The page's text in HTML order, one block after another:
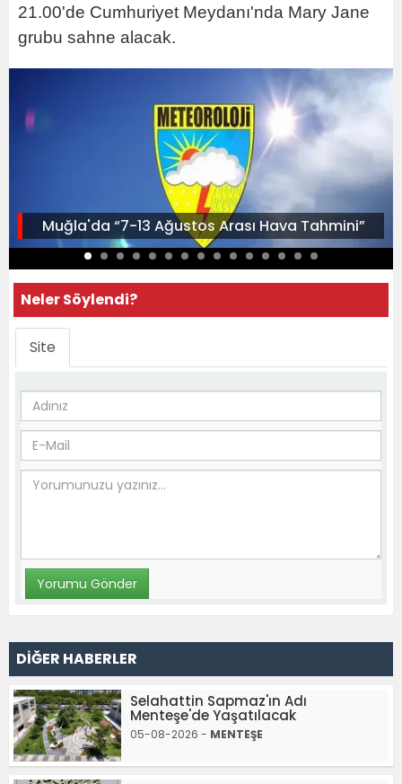
21.00'de Cumhuriyet Meydanı'nda Mary Jane
grubu sahne alacak.
Muğla'da “7-13 Ağustos Arası Hava Tahmini”
Neler Söylendi?
Site
DİĞER HABERLER
Selahattin Sapmaz'ın Adı
Menteşe'de Yaşatılacak
05-08-2026 - MENTEŞE